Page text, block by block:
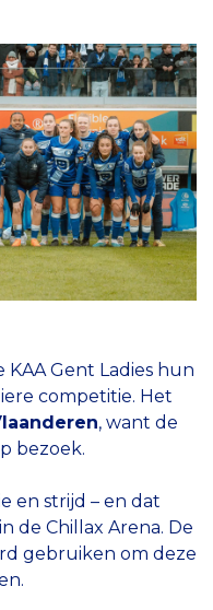
Gent Ladies hun
competitie. Het
, want de
bezoek.
en strijd – en dat
de Chillax Arena. De
gebruiken om deze